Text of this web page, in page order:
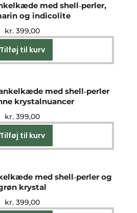
med shell‑perler,
og indicolite
kr. 399,00
Tilføj til kurv
med shell‑perler
krystalnuancer
kr. 399,00
Tilføj til kurv
med shell‑perler og
krystal
kr. 399,00